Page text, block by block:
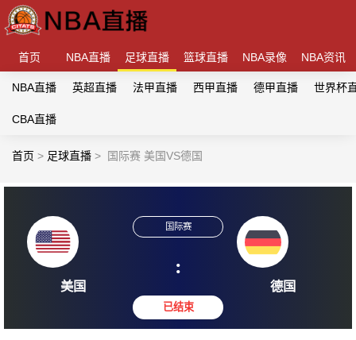
首页 NBA直播 足球直播 篮球直播 NBA录像 NBA资讯
NBA直播 英超直播 法甲直播 西甲直播 德甲直播 世界杯
CBA直播
首页 > 足球直播 > 国际赛 美国VS德国
: